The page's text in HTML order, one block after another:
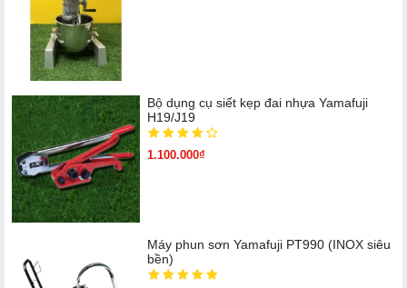
Bộ dụng cụ siết kẹp đai nhựa Yamafuji
H19/J19
1.100.000₫
Máy phun sơn Yamafuji PT990 (INOX siêu
bền)